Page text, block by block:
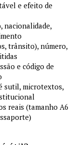
e efeito de
nacionalidade,
trânsito), número,
e código de
sutil, microtextos,
reais (tamanho A6